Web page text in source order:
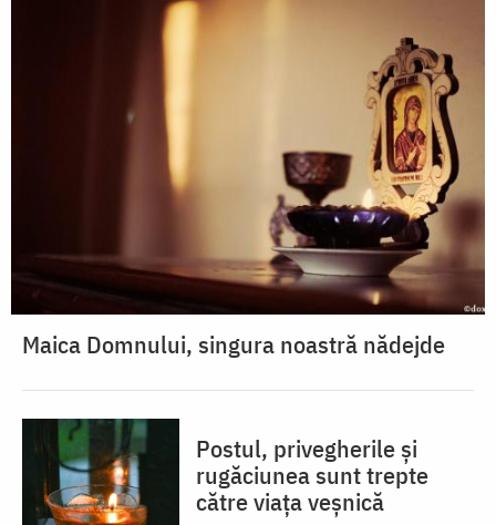
Maica Domnului, singura noastră nădejde
Postul, privegherile și
rugăciunea sunt trepte
către viața veșnică